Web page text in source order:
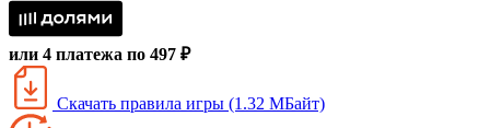
или 4 платежа по 497 ₽
Скачать правила игры (1.32 МБайт)